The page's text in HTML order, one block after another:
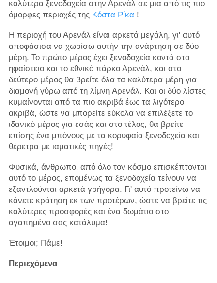
καλύτερα ξενοδοχεία στην Αρενάλ σε μια από τις πιο
όμορφες περιοχές της Κόστα Ρίκα!
Η περιοχή του Αρενάλ είναι αρκετά μεγάλη, γι' αυτό
αποφάσισα να χωρίσω αυτήν την ανάρτηση σε δύο
μέρη. Το πρώτο μέρος έχει ξενοδοχεία κοντά στο
ηφαίστειο και το εθνικό πάρκο Αρενάλ, και στο
δεύτερο μέρος θα βρείτε όλα τα καλύτερα μέρη για
διαμονή γύρω από τη λίμνη Αρενάλ. Και οι δύο λίστες
κυμαίνονται από τα πιο ακριβά έως τα λιγότερο
ακριβά, ώστε να μπορείτε εύκολα να επιλέξετε το
ιδανικό μέρος για εσάς και στο τέλος, θα βρείτε
επίσης ένα μπόνους με τα κορυφαία ξενοδοχεία και
θέρετρα με ιαματικές πηγές!
Φυσικά, άνθρωποι από όλο τον κόσμο επισκέπτονται
αυτό το μέρος, επομένως τα ξενοδοχεία τείνουν να
εξαντλούνται αρκετά γρήγορα. Γι' αυτό προτείνω να
κάνετε κράτηση εκ των προτέρων, ώστε να βρείτε τις
καλύτερες προσφορές και ένα δωμάτιο στο
αγαπημένο σας κατάλυμα!
Έτοιμοι; Πάμε!
Περιεχόμενα